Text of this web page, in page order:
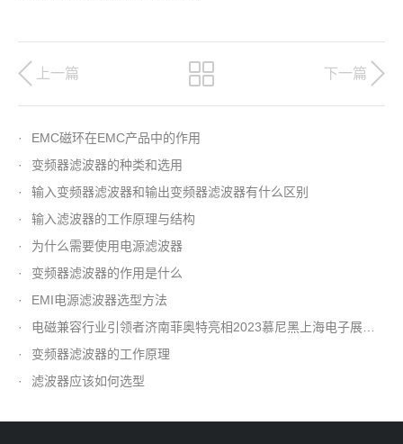
上一篇 下一篇
·
EMC磁环在EMC产品中的作用
·
变频器滤波器的种类和选用
·
输入变频器滤波器和输出变频器滤波器有什么区别
·
输入滤波器的工作原理与结构
·
为什么需要使用电源滤波器
·
变频器滤波器的作用是什么
·
EMI电源滤波器选型方法
·
电磁兼容行业引领者济南菲奥特亮相2023慕尼黑上海电子展，诚邀您参观！
·
变频器滤波器的工作原理
·
滤波器应该如何选型